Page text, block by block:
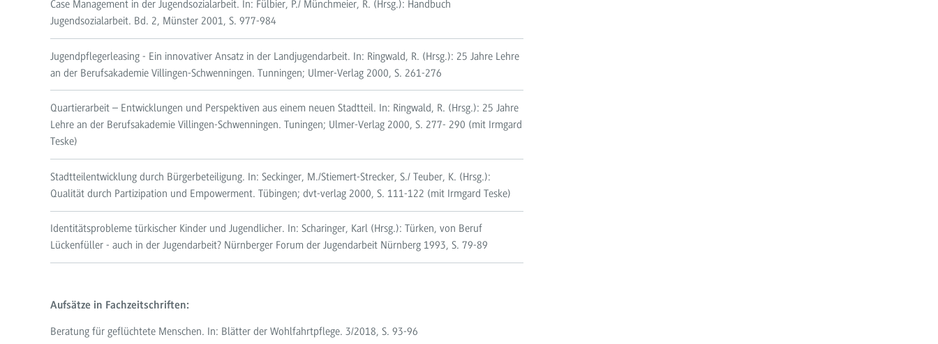
Case Management in der Jugendsozialarbeit. In: Fülbier, P./ Münchmeier, R. (Hrsg.): Handbuch
Jugendsozialarbeit. Bd. 2, Münster 2001, S. 977-984
Jugendpflegerleasing - Ein innovativer Ansatz in der Landjugendarbeit. In: Ringwald, R. (Hrsg.): 25 Jahre Lehre
an der Berufsakademie Villingen-Schwenningen. Tunningen; Ulmer-Verlag 2000, S. 261-276
Quartierarbeit – Entwicklungen und Perspektiven aus einem neuen Stadtteil. In: Ringwald, R. (Hrsg.): 25 Jahre
Lehre an der Berufsakademie Villingen-Schwenningen. Tuningen; Ulmer-Verlag 2000, S. 277- 290 (mit Irmgard
Teske)
Stadtteilentwicklung durch Bürgerbeteiligung. In: Seckinger, M./Stiemert-Strecker, S./ Teuber, K. (Hrsg.):
Qualität durch Partizipation und Empowerment. Tübingen; dvt-verlag 2000, S. 111-122 (mit Irmgard Teske)
Identitätsprobleme türkischer Kinder und Jugendlicher. In: Scharinger, Karl (Hrsg.): Türken, von Beruf
Lückenfüller - auch in der Jugendarbeit? Nürnberger Forum der Jugendarbeit Nürnberg 1993, S. 79-89
Aufsätze in Fachzeitschriften:
Beratung für geflüchtete Menschen. In: Blätter der Wohlfahrtpflege. 3/2018, S. 93-96